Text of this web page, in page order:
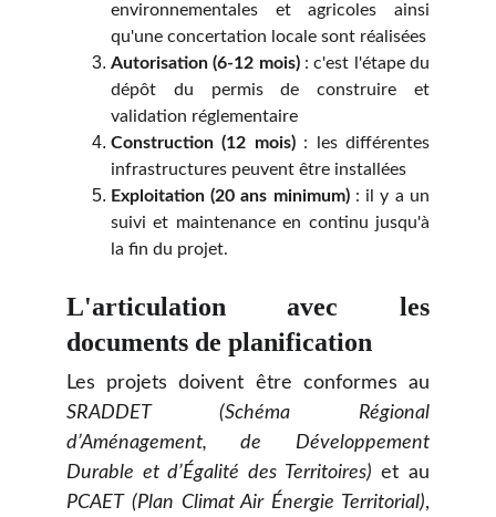
environnementales et agricoles ainsi
qu'une concertation locale sont réalisées
Autorisation (6-12 mois): c'est l'étape du
dépôt du permis de construire et
validation réglementaire
Construction (12 mois): les différentes
infrastructures peuvent être installées
Exploitation (20 ans minimum): il y a un
suivi et maintenance en continu jusqu'à
la fin du projet.
L'articulation avec les
documents de planification
Les projets doivent être conformes au
SRADDET (Schéma Régional
d’Aménagement, de Développement
Durable et d’Égalité des Territoires) et au
PCAET (Plan Climat Air Énergie Territorial),